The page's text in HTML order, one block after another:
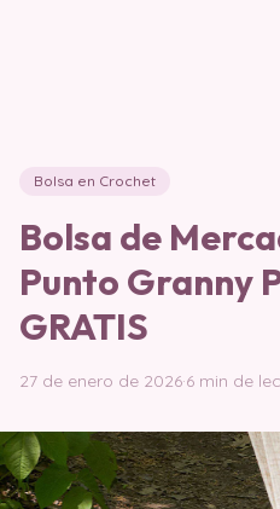
Bolsa en Crochet
Bolsa de
Punto Granny
GRATIS
27 de enero de 2026·6 min de